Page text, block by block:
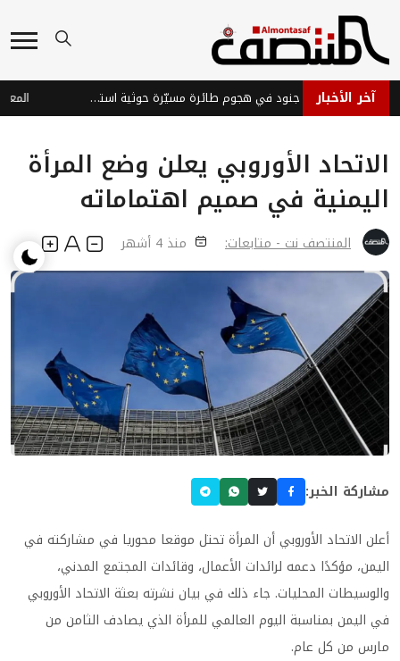
آخر الأخبار إصابة ثلاثة جنود في هجوم طائرة مسيّرة حوثية استهدف موقعاً عسكرياً شرق تعز
الاتحاد الأوروبي يعلن وضع المرأة
اليمنية في صميم اهتماماته
المنتصف نت - متابعات: منذ 4 أشهر
مشاركة الخبر:
أعلن الاتحاد الأوروبي أن المرأة تحتل موقعا محوريا في مشاركته في
اليمن، مؤكدًا دعمه لرائدات الأعمال، وقائدات المجتمع المدني،
والوسيطات المحليات. جاء ذلك في بيان نشرته بعثة الاتحاد الأوروبي
في اليمن بمناسبة اليوم العالمي للمرأة الذي يصادف الثامن من
مارس من كل عام.